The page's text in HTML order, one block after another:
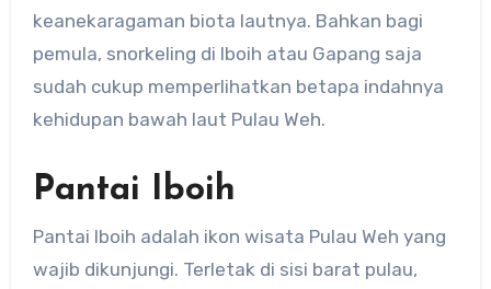
keanekaragaman biota lautnya. Bahkan bagi
pemula, snorkeling di Iboih atau Gapang saja
sudah cukup memperlihatkan betapa indahnya
kehidupan bawah laut Pulau Weh.
Pantai Iboih
Pantai Iboih adalah ikon wisata Pulau Weh yang
wajib dikunjungi. Terletak di sisi barat pulau,